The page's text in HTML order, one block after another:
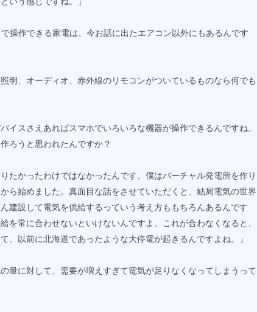
操作できる家電は、今お話に出たエアコン以外にもあるんです
照明、オーディオ、赤外線のリモコンがついているものなら何でも
イスさえあればスマホでいろいろな機器が操作できるんですね。
ろうと思われたんですか？
りたかったわけではなかったんです。僕はバーチャル発電所を作り
ら始めました。真面目な話をさせていただくと、結局電気の世界
建設して電気を供給するっていう考え方ももちろんあるんです
を常に合わせないといけないんですよ。これが合わなくなると、
、以前に北海道であったような大停電が起きるんですよね。」
量に対して、需要が増えすぎて電気が足りなくなってしまうって